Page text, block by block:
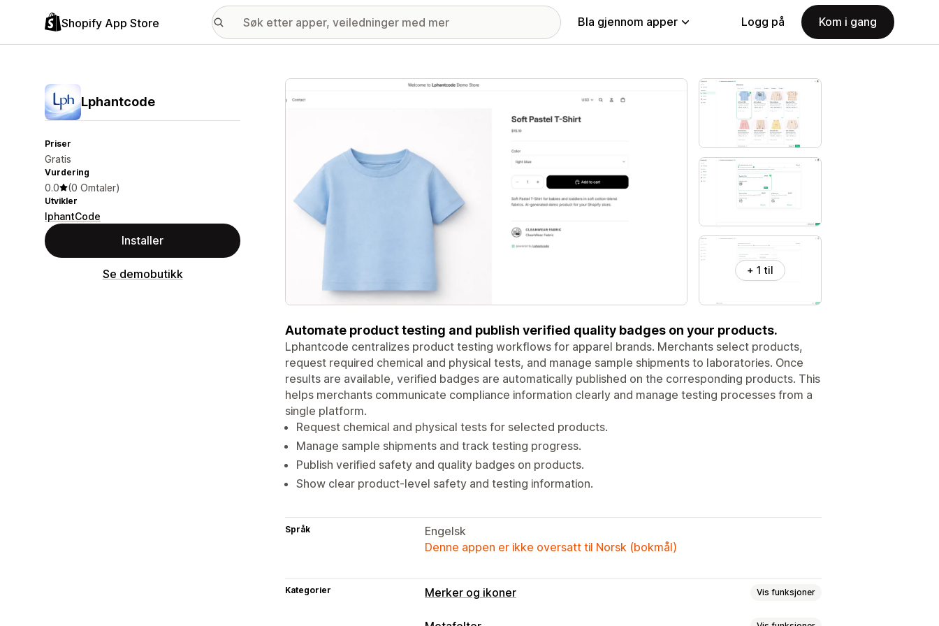
Shopify App Store Bla gjennom apper Logg på Kom i gang
Lphantcode
Priser
Gratis
Vurdering
0.0 (0 Omtaler)
Utvikler
lphantCode
Installer
Se demobutikk
Galleri med fremhevede bilder
+ 1 til
Automate product testing and publish verified quality badges on your products.
Lphantcode centralizes product testing workflows for apparel brands. Merchants select products,
request required chemical and physical tests, and manage sample shipments to laboratories. Once
results are available, verified badges are automatically published on the corresponding products. This
helps merchants communicate compliance information clearly and manage testing processes from a
single platform.
Request chemical and physical tests for selected products.
Manage sample shipments and track testing progress.
Publish verified safety and quality badges on products.
Show clear product-level safety and testing information.
Språk
Engelsk
Denne appen er ikke oversatt til Norsk (bokmål)
Kategorier Merker og ikoner Vis funksjoner